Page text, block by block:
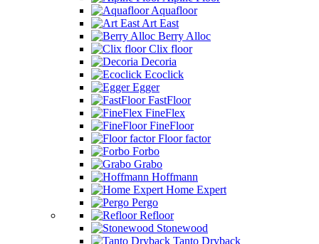
Aquafloor
Art East
Berry Alloc
Clix floor
Decoria
Ecoclick
Egger
FastFloor
FineFlex
FineFloor
Floor factor
Forbo
Grabo
Hoffmann
Home Expert
Pergo
Refloor
Stonewood
Tanto Dryback